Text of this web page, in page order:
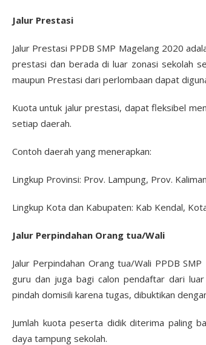
Jalur Prestasi
Jalur Prestasi PPDB SMP Magelang 2020
prestasi dan berada di luar zonasi sekolah
maupun Prestasi dari perlombaan dapat
Kuota untuk jalur prestasi, dapat fleksibel
setiap daerah.
Contoh daerah yang menerapkan:
Lingkup Provinsi: Prov. Lampung, Prov.
Lingkup Kota dan Kabupaten: Kab Kendal,
Jalur Perpindahan Orang tua/Wali
Jalur Perpindahan Orang tua/Wali PPDB
guru dan juga bagi calon pendaftar dari
pindah domisili karena tugas, dibuktikan
Jumlah kuota peserta didik diterima paling
daya tampung sekolah.